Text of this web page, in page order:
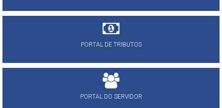
PORTAL DE TRIBUTOS
PORTAL DO SERVIDOR